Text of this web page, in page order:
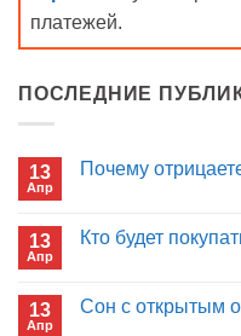
платежей.
ПОСЛЕДНИЕ
13
Апр
Почему
Почему
13
Апр
Кто будет
Кто
13
Апр
Сон с открытым